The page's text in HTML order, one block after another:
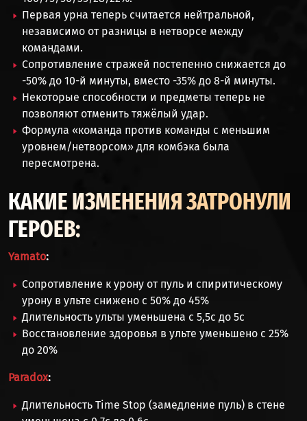
Первая урна теперь считается нейтральной,
независимо от разницы в нетворсе между
командами.
Сопротивление стражей постепенно снижается до
-50% до 10-й минуты, вместо -35% до 8-й минуты.
Некоторые способности и предметы теперь не
позволяют отменить тяжёлый удар.
Формула «команда против команды с меньшим
уровнем/нетворсом» для комбэка была
пересмотрена.
КАКИЕ ИЗМЕНЕНИЯ ЗАТРОНУЛИ
ГЕРОЕВ:
Yamato:
Сопротивление к урону от пуль и спиритическому
урону в ульте снижено с 50% до 45%
Длительность ульты уменьшена с 5,5с до 5с
Восстановление здоровья в ульте уменьшено с 25%
до 20%
Paradox:
Длительность Time Stop (замедление пуль) в стене